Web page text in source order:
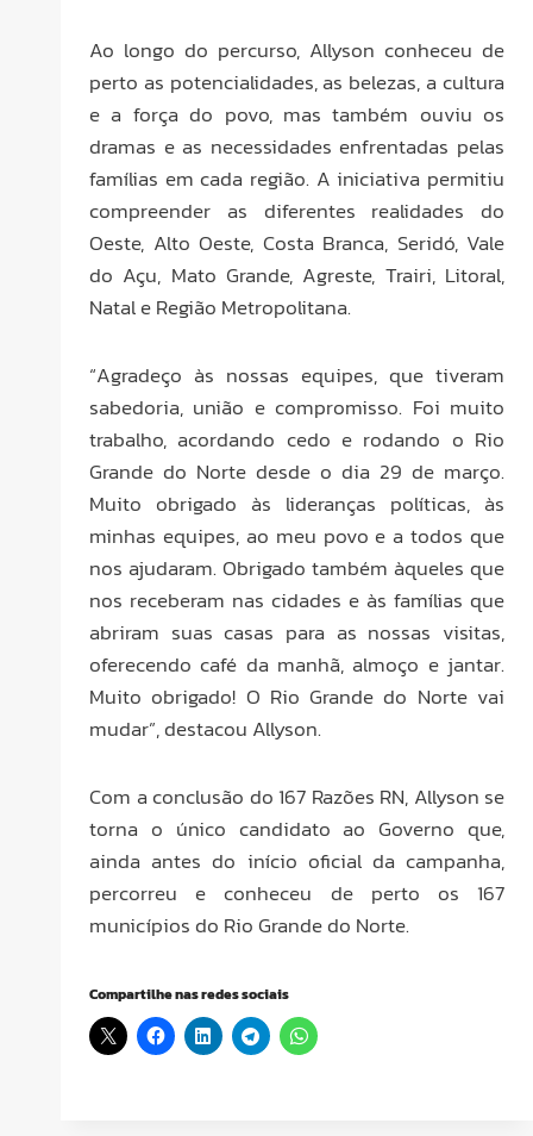
Ao longo do percurso, Allyson conheceu de
perto as potencialidades, as belezas, a cultura
e a força do povo, mas também ouviu os
dramas e as necessidades enfrentadas pelas
famílias em cada região. A iniciativa permitiu
compreender as diferentes realidades do
Oeste, Alto Oeste, Costa Branca, Seridó, Vale
do Açu, Mato Grande, Agreste, Trairi, Litoral,
Natal e Região Metropolitana.
“Agradeço às nossas equipes, que tiveram
sabedoria, união e compromisso. Foi muito
trabalho, acordando cedo e rodando o Rio
Grande do Norte desde o dia 29 de março.
Muito obrigado às lideranças políticas, às
minhas equipes, ao meu povo e a todos que
nos ajudaram. Obrigado também àqueles que
nos receberam nas cidades e às famílias que
abriram suas casas para as nossas visitas,
oferecendo café da manhã, almoço e jantar.
Muito obrigado! O Rio Grande do Norte vai
mudar”, destacou Allyson.
Com a conclusão do 167 Razões RN, Allyson se
torna o único candidato ao Governo que,
ainda antes do início oficial da campanha,
percorreu e conheceu de perto os 167
municípios do Rio Grande do Norte.
Compartilhe nas redes sociais